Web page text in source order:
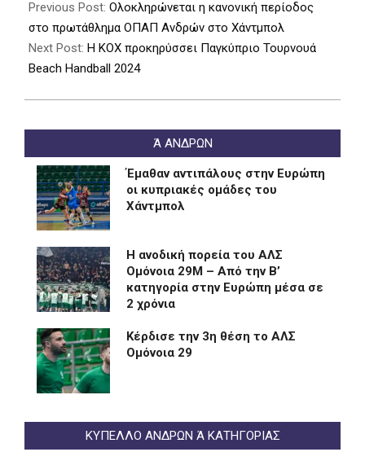
09-
29
Previous Post: Ολοκληρώνεται η κανονική περίοδος
στο πρωτάθλημα ΟΠΑΠ Ανδρών στο Χάντμπολ
Next Post: H KOX προκηρύσσει Παγκύπριο Τουρνουά
Beach Handball 2024
Ά ΑΝΔΡΩΝ
Έμαθαν αντιπάλους στην Ευρώπη
οι κυπριακές ομάδες του
Χάντμπολ
Η ανοδική πορεία του ΑΛΣ
Ομόνοια 29Μ – Από την Β’
κατηγορία στην Ευρώπη μέσα σε
2 χρόνια
Kέρδισε την 3η θέση το ΑΛΣ
Ομόνοια 29
ΚΥΠΕΛΛΟ ΑΝΔΡΩΝ Ά ΚΑΤΗΓΟΡΙΑΣ